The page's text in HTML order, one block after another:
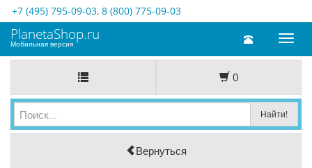
+7 (495) 795-09-03, 8 (800) 775-09-03
Toggle
PlanetaShop.ru
Мобильная версия
0
Вернуться